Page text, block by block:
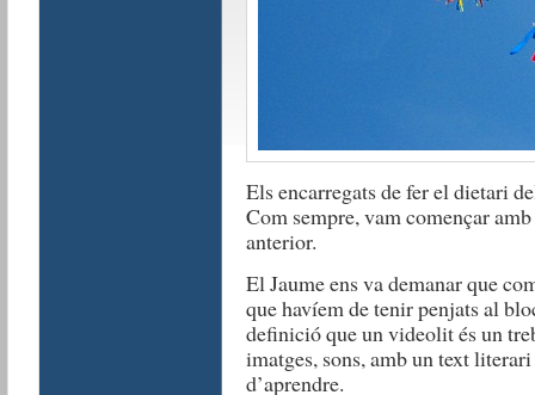
Els encarregats de fer el dietari
Com sempre, vam començar
anterior.
El Jaume ens va demanar que
que havíem de tenir penjats al
definició que un videolit ​​és un
imatges, sons, amb un text
d’aprendre.